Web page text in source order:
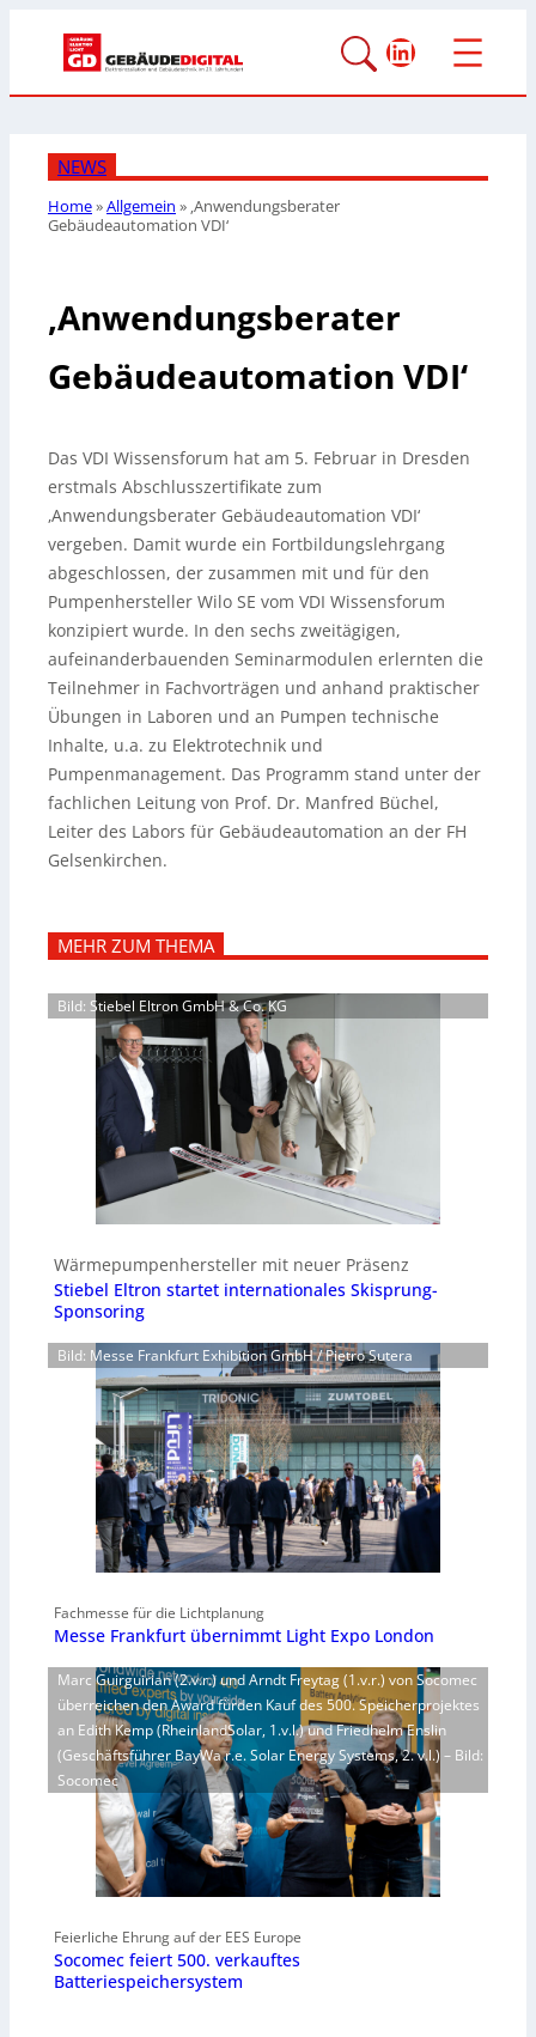
LinkedIn
NEWS
Home»Allgemein » ‚Anwendungsberater
Gebäudeautomation VDI‘
‚Anwendungsberater
Gebäudeautomation VDI‘
Das VDI Wissensforum hat am 5. Februar in Dresden
erstmals Abschlusszertifikate zum
‚Anwendungsberater Gebäudeautomation VDI‘
vergeben. Damit wurde ein Fortbildungslehrgang
abgeschlossen, der zusammen mit und für den
Pumpenhersteller Wilo SE vom VDI Wissensforum
konzipiert wurde. In den sechs zweitägigen,
aufeinanderbauenden Seminarmodulen erlernten die
Teilnehmer in Fachvorträgen und anhand praktischer
Übungen in Laboren und an Pumpen technische
Inhalte, u.a. zu Elektrotechnik und
Pumpenmanagement. Das Programm stand unter der
fachlichen Leitung von Prof. Dr. Manfred Büchel,
Leiter des Labors für Gebäudeautomation an der FH
Gelsenkirchen.
MEHR ZUM THEMA
Bild: Stiebel Eltron GmbH & Co. KG
Wärmepumpenhersteller mit neuer Präsenz
Stiebel Eltron startet internationales Skisprung-
Sponsoring
Bild: Messe Frankfurt Exhibition GmbH / Pietro Sutera
Fachmesse für die Lichtplanung
Messe Frankfurt übernimmt Light Expo London
Marc Guirguirian (2.v.r.) und Arndt Freytag (1.v.r.) von Socomec
überreichen den Award fürden Kauf des 500. Speicherprojektes
an Edith Kemp (RheinlandSolar, 1.v.l.) und Friedhelm Enslin
(Geschäftsführer BayWa r.e. Solar Energy Systems, 2. v.l.) – Bild:
Socomec
Feierliche Ehrung auf der EES Europe
Socomec feiert 500. verkauftes
Batteriespeichersystem